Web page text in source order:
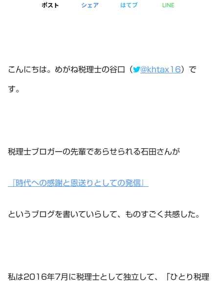
ポスト シェア はてブ LINE
こんにちは。めがね税理士の谷口（ @khtax16）で
す。
税理士ブロガーの先輩であらせられる石田さんが
『時代への感謝と恩送りとしての発信』
というブログを書いていらして、ものすごく共感した。
私は2016年7月に税理士として独立して、「ひとり税理